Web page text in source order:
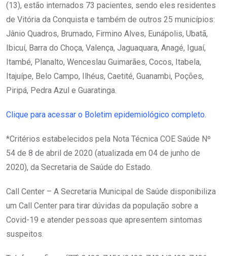
(13), estão internados 73 pacientes, sendo eles residentes
de Vitória da Conquista e também de outros 25 municípios:
Jânio Quadros, Brumado, Firmino Alves, Eunápolis, Ubatã,
Ibicuí, Barra do Choça, Valença, Jaguaquara, Anagé, Iguaí,
Itambé, Planalto, Wenceslau Guimarães, Cocos, Itabela,
Itajuípe, Belo Campo, Ilhéus, Caetité, Guanambi, Poções,
Piripá, Pedra Azul e Guaratinga.
Clique para acessar o Boletim epidemiológico completo.
*Critérios estabelecidos pela Nota Técnica COE Saúde Nº
54 de 8 de abril de 2020 (atualizada em 04 de junho de
2020), da Secretaria de Saúde do Estado.
Call Center – A Secretaria Municipal de Saúde disponibiliza
um Call Center para tirar dúvidas da população sobre a
Covid-19 e atender pessoas que apresentem sintomas
suspeitos.